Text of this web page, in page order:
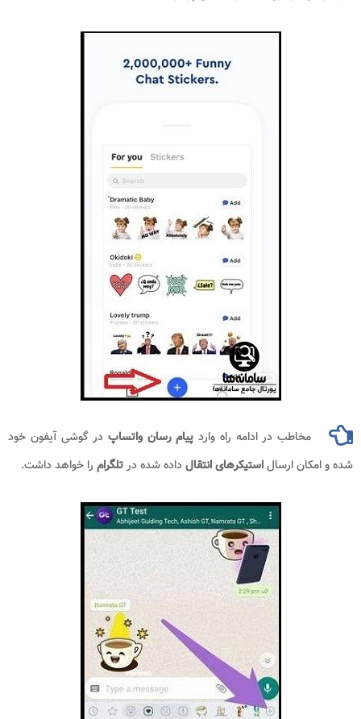
مخاطب در ادامه راه واردپیام رسان واتساپ در گوشی آیفون خود
شده و امکان ارسالاستیکرهای انتقالداده شده درتلگرام را خواهد داشت.